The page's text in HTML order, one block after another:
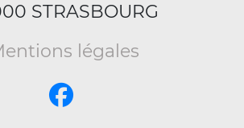
STRASBOURG
légales